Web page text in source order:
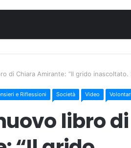
di Chiara Amirante: “Il grido inascoltato.
e Riflessioni Società Video
libro di